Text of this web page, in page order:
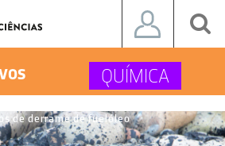
QUÍMICA
de derrame de fuelóleo